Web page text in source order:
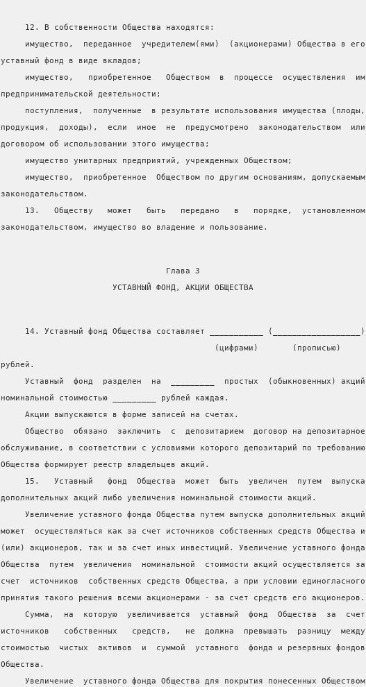
     12. В собственности Общества находятся:
     имущество,  переданное  учредителем(ями)  (акционерами) Общества в его
уставный фонд в виде вкладов;
     имущество,   приобретенное   Обществом  в  процессе  осуществления  им
предпринимательской деятельности;
     поступления,  полученные  в результате использования имущества (плоды,
продукция,  доходы),  если  иное  не  предусмотрено  законодательством  или
договором об использовании этого имущества;
     имущество унитарных предприятий, учрежденных Обществом;
     имущество,  приобретенное  Обществом по другим основаниям, допускаемым
законодательством.
     13.   Обществу   может   быть   передано   в   порядке,  установленном
законодательством, имущество во владение и пользование.
                                  Глава 3
                       УСТАВНЫЙ ФОНД, АКЦИИ ОБЩЕСТВА
     14. Уставный фонд Общества составляет ___________ (__________________)
                                            (цифрами)       (прописью)
рублей.
     Уставный  фонд  разделен  на  _________  простых  (обыкновенных) акций
номинальной стоимостью _________ рублей каждая.
     Акции выпускаются в форме записей на счетах.
     Общество  обязано  заключить  с  депозитарием  договор на депозитарное
обслуживание, в соответствии с условиями которого депозитарий по требованию
Общества формирует реестр владельцев акций.
     15.   Уставный   фонд  Общества  может  быть  увеличен  путем  выпуска
дополнительных акций либо увеличения номинальной стоимости акций.
     Увеличение уставного фонда Общества путем выпуска дополнительных акций
может  осуществляться как за счет источников собственных средств Общества и
(или) акционеров, так и за счет иных инвестиций. Увеличение уставного фонда
Общества  путем  увеличения  номинальной  стоимости акций осуществляется за
счет  источников  собственных средств Общества, а при условии единогласного
принятия такого решения всеми акционерами - за счет средств его акционеров.
     Сумма,  на  которую  увеличивается  уставный  фонд  Общества  за  счет
источников   собственных   средств,   не  должна  превышать  разницу  между
стоимостью  чистых  активов  и  суммой  уставного  фонда и резервных фондов
Общества.
     Увеличение  уставного фонда Общества для покрытия понесенных Обществом